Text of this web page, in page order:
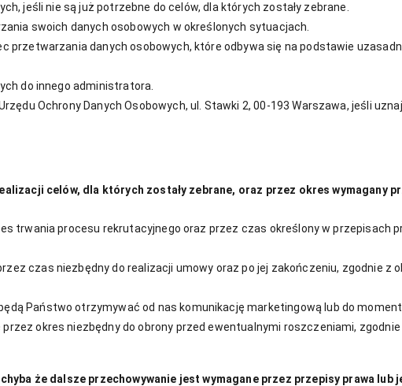
jeśli nie są już potrzebne do celów, dla których zostały zebrane.
swoich danych osobowych w określonych sytuacjach.
przetwarzania danych osobowych, które odbywa się na podstawie
do innego administratora.
Ochrony Danych Osobowych, ul. Stawki 2, 00-193 Warszawa, jeśli
celów, dla których zostały zebrane, oraz przez okres wymagany
trwania procesu rekrutacyjnego oraz przez czas określony w przepisach
czas niezbędny do realizacji umowy oraz po jej zakończeniu, zgodnie z
Państwo otrzymywać od nas komunikację marketingową lub do
przez okres niezbędny do obrony przed ewentualnymi roszczeniami,
że dalsze przechowywanie jest wymagane przez przepisy prawa lub